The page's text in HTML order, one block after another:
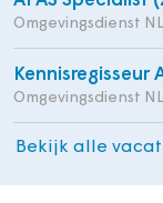
Omgevingsdienst NL
Kennisregisseur
Omgevingsdienst NL
Bekijk alle